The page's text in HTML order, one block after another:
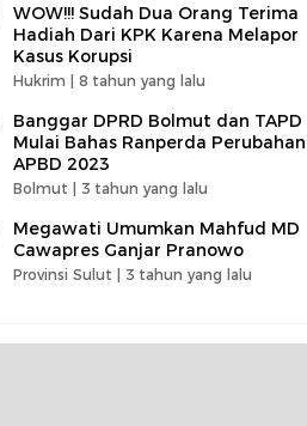
WOW!!! Sudah Dua Orang Terima
Hadiah Dari KPK Karena Melapor
Kasus Korupsi
Hukrim | 8 tahun yang lalu
Banggar DPRD Bolmut dan TAPD
Mulai Bahas Ranperda Perubahan
APBD 2023
Bolmut | 3 tahun yang lalu
Megawati Umumkan Mahfud MD
Cawapres Ganjar Pranowo
Provinsi Sulut | 3 tahun yang lalu